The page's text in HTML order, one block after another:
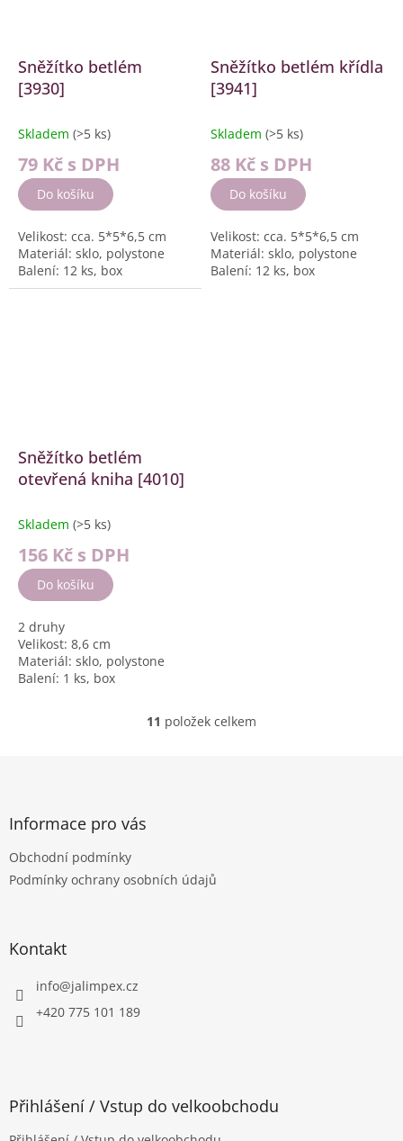
Sněžítko betlém
[3930]
Skladem (>5 ks)
79 Kč s DPH
Do košíku
Velikost: cca. 5*5*6,5 cm
Materiál: sklo, polystone
Balení: 12 ks, box
Sněžítko betlém křídla
[3941]
Skladem (>5 ks)
88 Kč s DPH
Do košíku
Velikost: cca. 5*5*6,5 cm
Materiál: sklo, polystone
Balení: 12 ks, box
Sněžítko betlém
otevřená kniha [4010]
Skladem (>5 ks)
156 Kč s DPH
Do košíku
2 druhy
Velikost: 8,6 cm
Materiál: sklo, polystone
Balení: 1 ks, box
O
r
11 položek celkem
Informace pro vás
Obchodní podmínky
Podmínky ochrany osobních údajů
Kontakt
info@jalimpex.cz
+420 775 101 189
Přihlášení / Vstup do velkoobchodu